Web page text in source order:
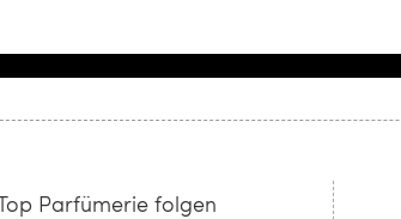
Parfümerie folgen